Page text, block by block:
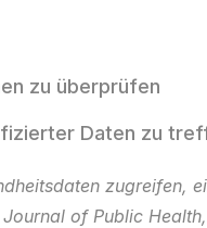
zu überprüfen
Daten zu
zugreifen,
of Public